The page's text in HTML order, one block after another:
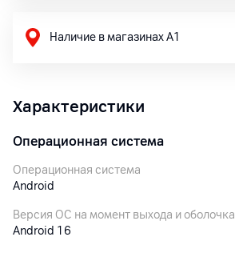
Наличие в магазинах А1
Характеристики
Операционная система
Операционная система
Android
Версия ОС на момент выхода и оболочка
Android 16